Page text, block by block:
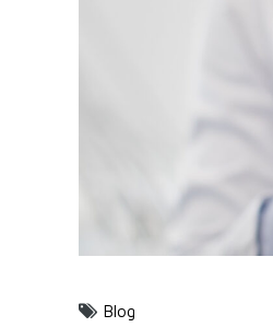
Blog